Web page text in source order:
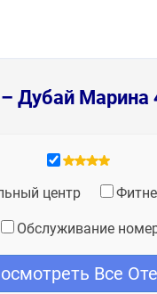
Дубай
центр
Обслуживание
Все